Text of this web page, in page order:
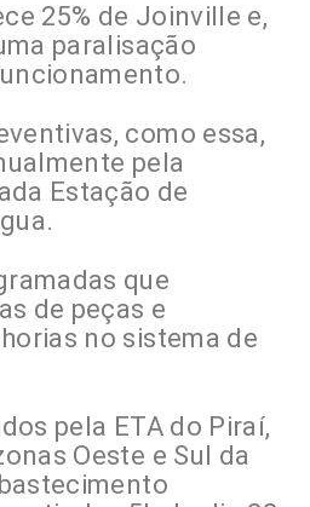
25% de Joinville e,
paralisação
como essa,
pela
Estação de
que
de peças e
no sistema de
pela ETA do Piraí,
Oeste e Sul da